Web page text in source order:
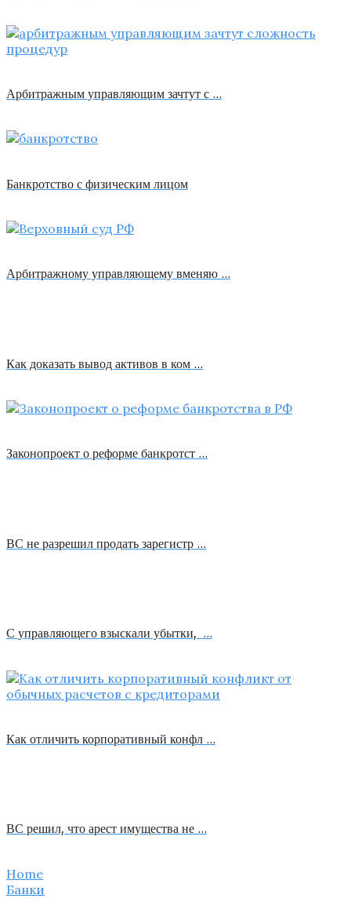
Арбитражным управляющим зачтут с …
Банкротство с физическим лицом
Арбитражному управляющему вменяю …
Как доказать вывод активов в ком …
Законопроект о реформе банкротст …
ВС не разрешил продать зарегистр …
С управляющего взыскали убытки, …
Как отличить корпоративный конфл …
ВС решил, что арест имущества не …
Home
Банки